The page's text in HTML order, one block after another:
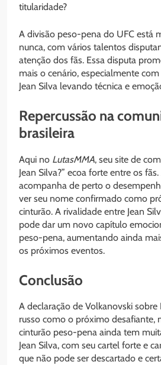
titularidade?
A divisão peso-pena do UFC está
nunca, com vários talentos
atenção dos fãs. Essa disputa
mais o cenário, especialmente
Jean Silva levando técnica e
Repercussão na
brasileira
Aqui no LutasMMA, seu site de
Jean Silva?” ecoa forte entre os
acompanha de perto o
ver seu nome confirmado como
cinturão. A rivalidade entre Jean
pode dar um novo capítulo
peso-pena, aumentando ainda
os próximos eventos.
Conclusão
A declaração de Volkanovski
russo como o próximo desafiante,
cinturão peso-pena ainda tem
Jean Silva, com seu cartel forte e
que não pode ser descartado e